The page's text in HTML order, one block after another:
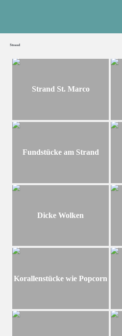
Strand
Strand St. Marco
Fundstücke am Strand
Dicke Wolken
Korallenstücke wie Popcorn